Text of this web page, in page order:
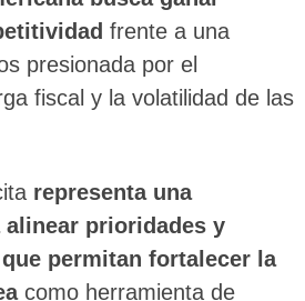
frente a una
presionada por el
fiscal y la volatilidad de las
representa una
prioridades y
permitan fortalecer la
como herramienta de